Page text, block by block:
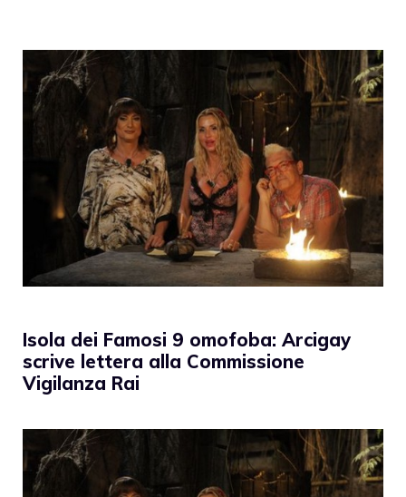
Isola dei Famosi 9 omofoba: Arcigay
scrive lettera alla Commissione
Vigilanza Rai